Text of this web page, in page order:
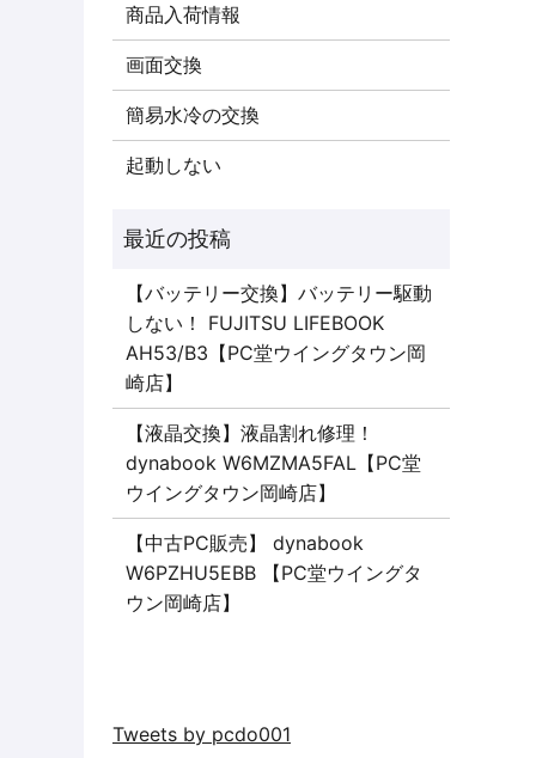
商品入荷情報
画面交換
簡易水冷の交換
起動しない
【バッテリー交換】バッテリー駆動
しない！ FUJITSU LIFEBOOK
AH53/B3【PC堂ウイングタウン岡
崎店】
【液晶交換】液晶割れ修理！
dynabook W6MZMA5FAL【PC堂
ウイングタウン岡崎店】
【中古PC販売】 dynabook
W6PZHU5EBB 【PC堂ウイングタ
ウン岡崎店】
Tweets by pcdo001